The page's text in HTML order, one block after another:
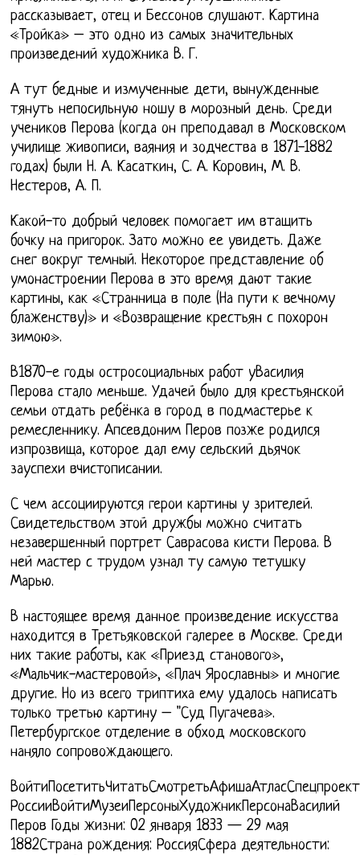
рассказывает, отец и Бессонов слушают. Картина
«Тройка» – это одно из самых значительных
произведений художника В. Г.
А тут бедные и измученные дети, вынужденные
тянуть непосильную ношу в морозный день. Среди
учеников Перова (когда он преподавал в Московском
училище живописи, ваяния и зодчества в 1871-1882
годах) были Н. А. Касаткин, С. А. Коровин, М. В.
Нестеров, А. П.
Какой-то добрый человек помогает им втащить
бочку на пригорок. Зато можно ее увидеть. Даже
снег вокруг темный. Некоторое представление об
умонастроении Перова в это время дают такие
картины, как «Странница в поле (На пути к вечному
блаженству)» и «Возвращение крестьян с похорон
зимою».
В1870-е годы остросоциальных работ уВасилия
Перова стало меньше. Удачей было для крестьянской
семьи отдать ребёнка в город в подмастерье к
ремесленнику. Апсевдоним Перов позже родился
изпрозвища, которое дал ему сельский дьячок
зауспехи вчистописании.
С чем ассоциируются герои картины у зрителей.
Свидетельством этой дружбы можно считать
незавершенный портрет Саврасова кисти Перова. В
ней мастер с трудом узнал ту самую тетушку
Марью.
В настоящее время данное произведение искусства
находится в Третьяковской галерее в Москве. Среди
них такие работы, как «Приезд станового»,
«Мальчик-мастеровой», «Плач Ярославны» и многие
другие. Но из всего триптиха ему удалось написать
только третью картину – "Суд Пугачева».
Петербургское отделение в обход московского
наняло сопровождающего.
РоссииВойтиМузеиПерсоныХудожникПерсонаВасилий
Перов Годы жизни: 02 января 1833 — 29 мая
1882Страна рождения: РоссияСфера деятельности: